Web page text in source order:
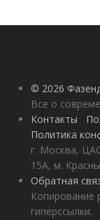
© 2026
Все о
Контакты
Политика
г. Москва,
15А, м.
Обратная
Копирование
гиперссылки.